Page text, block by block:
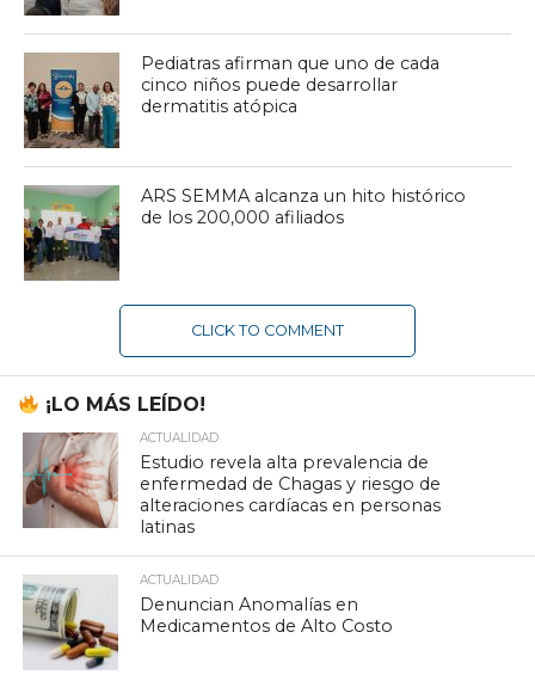
Pediatras afirman que uno de cada
cinco niños puede desarrollar
dermatitis atópica
ARS SEMMA alcanza un hito histórico
de los 200,000 afiliados
CLICK TO COMMENT
¡LO MÁS LEÍDO!
ACTUALIDAD
Estudio revela alta prevalencia de
enfermedad de Chagas y riesgo de
alteraciones cardíacas en personas
latinas
ACTUALIDAD
Denuncian Anomalías en
Medicamentos de Alto Costo